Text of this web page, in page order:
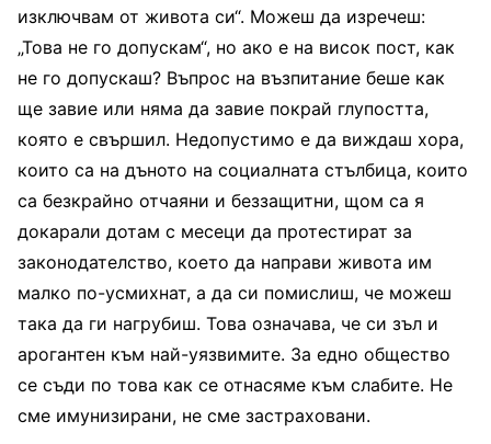
изключвам от живота си“. Можеш да изречеш:
„Това не го допускам“, но ако е на висок пост, как
не го допускаш? Въпрос на възпитание беше как
ще завие или няма да завие покрай глупостта,
която е свършил. Недопустимо е да виждаш хора,
които са на дъното на социалната стълбица, които
са безкрайно отчаяни и беззащитни, щом са я
докарали дотам с месеци да протестират за
законодателство, което да направи живота им
малко по-усмихнат, а да си помислиш, че можеш
така да ги нагрубиш. Това означава, че си зъл и
арогантен към най-уязвимите. За едно общество
се съди по това как се отнасяме към слабите. Не
сме имунизирани, не сме застраховани.